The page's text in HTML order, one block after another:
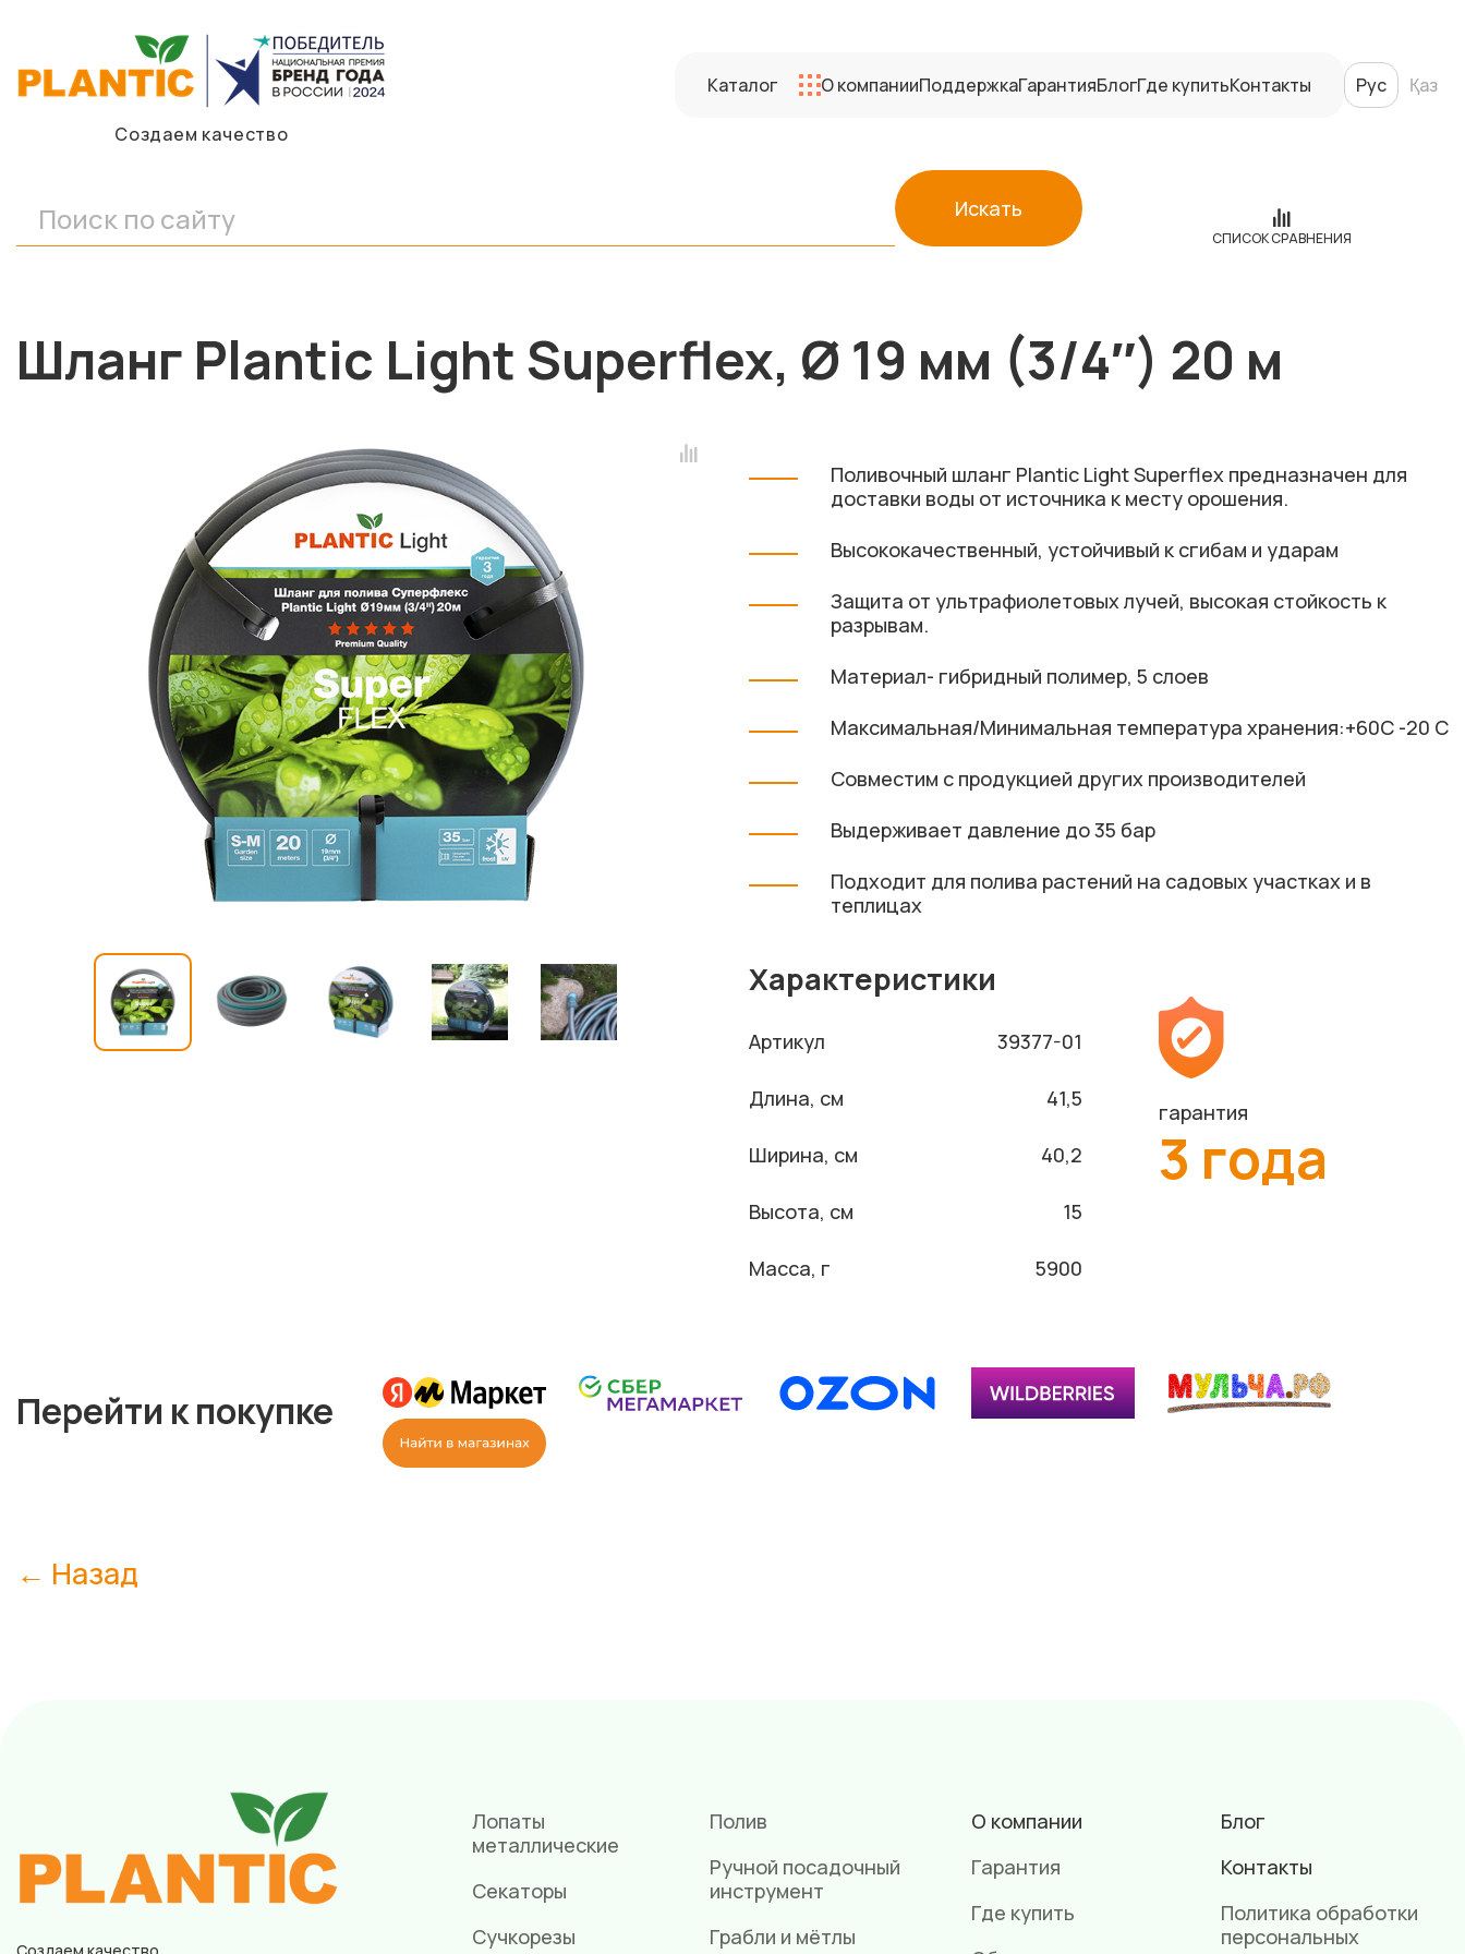
Создаем качество
Каталог О компанииПоддержкаГарантияБлогГде купитьКонтакты Рус Қаз
Искать
СПИСОК СРАВНЕНИЯ
Шланг Plantic Light Superflex, Ø 19 мм (3/4″) 20 м
Поливочный шланг Plantic Light Superflex предназначен для
доставки воды от источника к месту орошения.
Высококачественный, устойчивый к сгибам и ударам
Защита от ультрафиолетовых лучей, высокая стойкость к
разрывам.
Материал- гибридный полимер, 5 слоев
Максимальная/Минимальная температура хранения:+60С -20 C
Совместим с продукцией других производителей
Выдерживает давление до 35 бар
Подходит для полива растений на садовых участках и в
теплицах
Характеристики
Артикул 39377-01
Длина, см 41,5
Ширина, см 40,2
Высота, см 15
Масса, г 5900
гарантия
3 года
Перейти к покупке
← Назад
Лопаты
металлические
Секаторы
Сучкорезы
Полив
Ручной посадочный
инструмент
Грабли и мётлы
О компании
Гарантия
Где купить
Блог
Контакты
Политика обработки
персональных